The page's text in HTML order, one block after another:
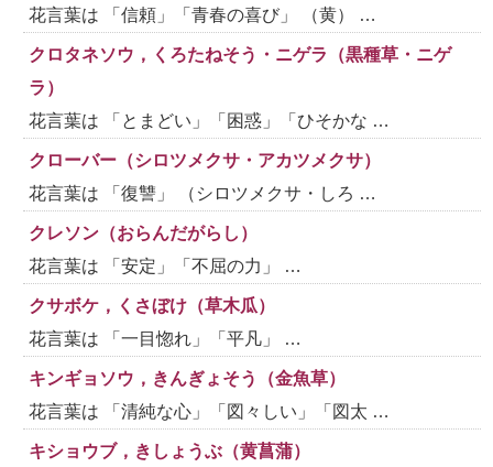
花言葉は 「信頼」「青春の喜び」 （黄） …
クロタネソウ，くろたねそう・ニゲラ（黒種草・ニゲ
ラ）
花言葉は 「とまどい」「困惑」「ひそかな …
クローバー（シロツメクサ・アカツメクサ）
花言葉は 「復讐」 （シロツメクサ・しろ …
クレソン（おらんだがらし）
花言葉は 「安定」「不屈の力」 …
クサボケ，くさぼけ（草木瓜）
花言葉は 「一目惚れ」「平凡」 …
キンギョソウ，きんぎょそう（金魚草）
花言葉は 「清純な心」「図々しい」「図太 …
キショウブ，きしょうぶ（黄菖蒲）